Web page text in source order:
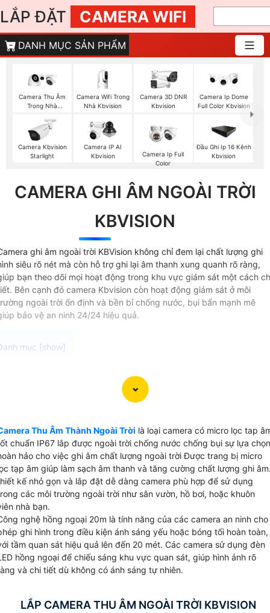
LẮP ĐẶT CAMERA WIFI
DANH MỤC SẢN PHẨM
Camera Thu Âm
Trong Nhà
Camera Wifi Trong
Nhà Kbvision
Camera 3D DNR
Kbvision
Camera Ip Dome
Full Color Kbvision
Camera Kbvision
Starlight
Camera IP AI
Kbvision
Camera Ip Full
Color
Đầu Ghi Ip 16 Kênh
Kbvision
CAMERA GHI ÂM NGOÀI TRỜI
KBVISION
ghi âm ngoài trời KBVision không chỉ đem lại chất lượng ghi
siêu rõ nét mà còn hỗ trợ ghi lại âm thanh xung quanh rõ ràng,
bạn theo dõi mọi hoạt động trong khu vực giám sát một cách
Bên cạnh đó camera Kbvision còn hoạt động giám sát ở môi
ngoài trời ổn định và bền bỉ chống nước, bụi bẩn mạnh mẽ
bảo vệ an ninh 24/24 hiệu quả.
thu âm ngoài trời chất lượng cao Được thiết kế
động ổn định trong môi trường khắc nghiệt camera có
rõ ràng sắc nét. Với khả năng chống nước, chịu được
nắng mặt trời và các yếu tố thời tiết khác Camera thu
ngoài trời này là sự lựa chọn hoàn hảo cho việc theo
ghi lại mọi hoạt động ngoài trời. Đừng bỏ lỡ cơ hội sở
sản phẩm chất lượng này với giá cả phải chăng.
Thu Âm Thành Ngoài Trời là loại camera có micro lọc tap
chuẩn IP67 lắp được ngoài trời chống nước chống bụi sự lựa chọn
hảo cho việc ghi âm chất lượng ngoài trời Được trang bị micro
tạp âm giúp làm sạch âm thanh và tăng cường chất lượng ghi
kế nhỏ gọn và lắp đặt dễ dàng camera phù hợp để sử dụng
các môi trường ngoài trời như sân vườn, hồ bơi, hoặc khuôn
nhà bạn.
nghệ hồng ngoại 20m là tính năng của các camera an ninh cho
ghi hình trong điều kiện ánh sáng yếu hoặc bóng tối hoàn toàn,
tầm quan sát hiệu quả lên đến 20 mét. Các camera sử dụng đèn
hồng ngoại để chiếu sáng khu vực quan sát, giúp hình ảnh rõ
và chi tiết dù không có ánh sáng tự nhiên.
LẮP CAMERA THU ÂM NGOÀI TRỜI KBVISION